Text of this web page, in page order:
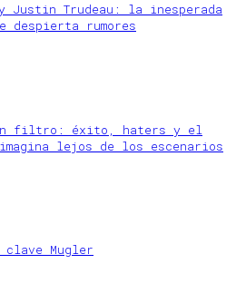
Justin Trudeau: la inesperada
despierta rumores
filtro: éxito, haters y el
lejos de los escenarios
Mugler